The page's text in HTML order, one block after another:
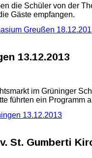
die Schüler von der
Gäste empfangen.
Greußen
13.12.2013
im Grüninger
führten ein Programm
13.12.2013
St. Gumberti